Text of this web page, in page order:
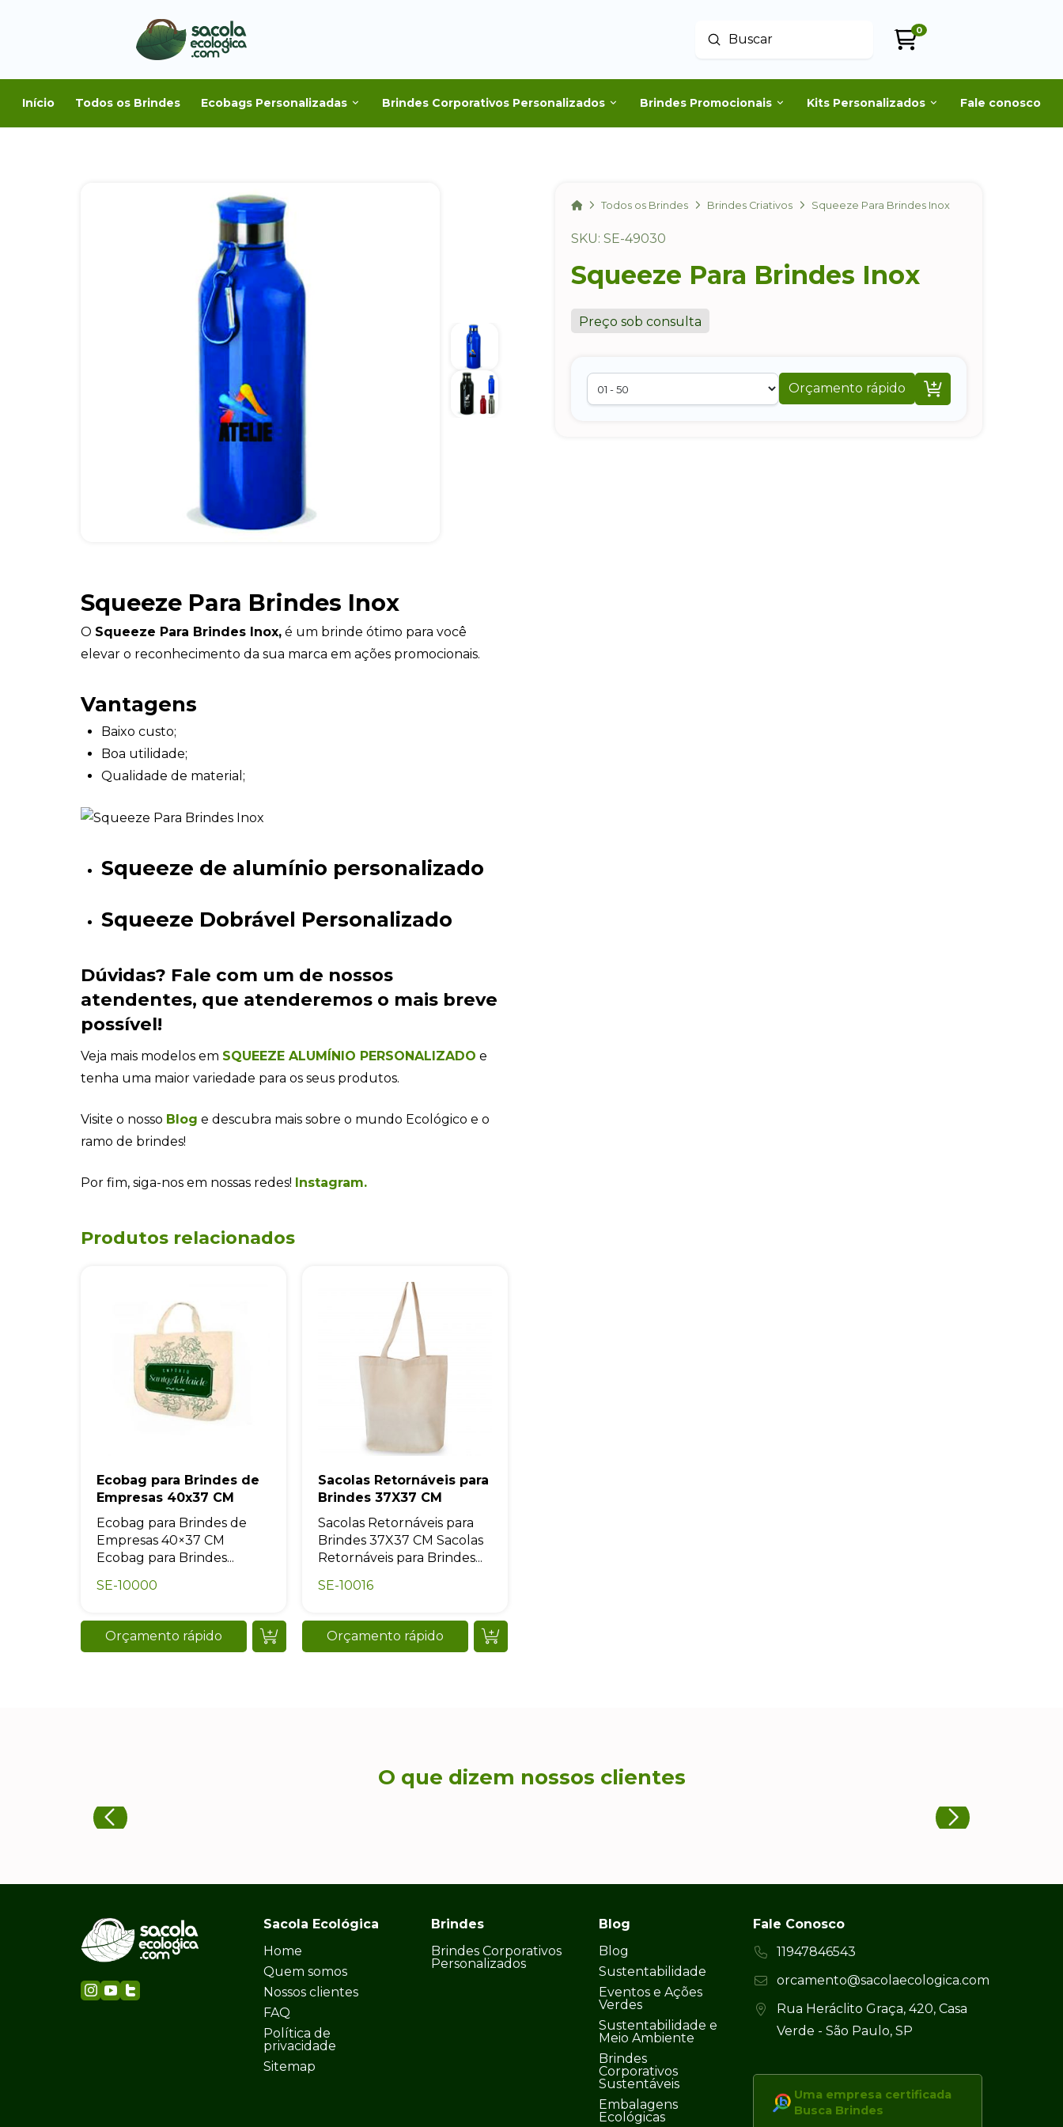
Buscar
Enviar
0
Início Todos os Brindes Ecobags Personalizadas Brindes Corporativos Personalizados Brindes Promocionais Kits Personalizados Fale conosco
HomeTodos os Brindes Brindes Criativos Squeeze Para Brindes Inox
SKU: SE-49030
Squeeze Para Brindes Inox
Preço sob consulta
Orçamento rápido 
Squeeze Para Brindes Inox
O Squeeze Para Brindes Inox, é um brinde ótimo para você
elevar o reconhecimento da sua marca em ações promocionais.
Vantagens
Baixo custo;
Boa utilidade;
Qualidade de material;
Squeeze de alumínio personalizado
Squeeze Dobrável Personalizado
Dúvidas? Fale com um de nossos
atendentes, que atenderemos o mais breve
possível!
Veja mais modelos em SQUEEZE ALUMÍNIO PERSONALIZADO e
tenha uma maior variedade para os seus produtos.
Visite o nosso Blog e descubra mais sobre o mundo Ecológico e o
ramo de brindes!
Por fim, siga-nos em nossas redes! Instagram.
Produtos relacionados
Ecobag para Brindes de
Empresas 40x37 CM
Ecobag para Brindes de
Empresas 40×37 CM
Ecobag para Brindes...
SE-10000
Orçamento rápido
Sacolas Retornáveis para
Brindes 37X37 CM
Sacolas Retornáveis para
Brindes 37X37 CM Sacolas
Retornáveis para Brindes...
SE-10016
Orçamento rápido
O que dizem nossos clientes
Sacola Ecológica
Home
Quem somos
Nossos clientes
FAQ
Política de
privacidade
Sitemap
Brindes
Brindes Corporativos
Personalizados
Blog
Blog
Sustentabilidade
Eventos e Ações
Verdes
Sustentabilidade e
Meio Ambiente
Brindes
Corporativos
Sustentáveis
Embalagens
Ecológicas
Fale Conosco
11947846543
orcamento@sacolaecologica.com
Rua Heráclito Graça, 420, Casa
Verde - São Paulo, SP
Uma empresa certificada
Busca Brindes
Sacola Ecológica
+55